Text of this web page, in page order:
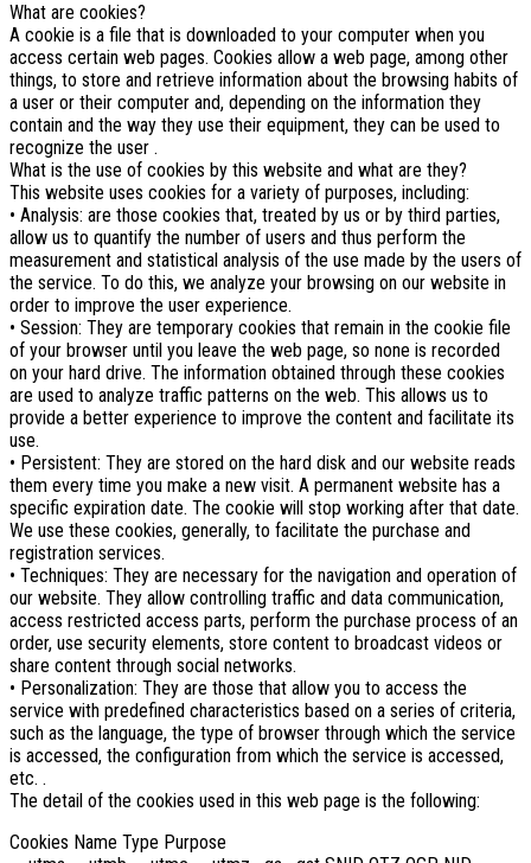
What are cookies?
A cookie is a file that is downloaded to your computer when you
access certain web pages. Cookies allow a web page, among other
things, to store and retrieve information about the browsing habits of
a user or their computer and, depending on the information they
contain and the way they use their equipment, they can be used to
recognize the user .
What is the use of cookies by this website and what are they?
This website uses cookies for a variety of purposes, including:
• Analysis: are those cookies that, treated by us or by third parties,
allow us to quantify the number of users and thus perform the
measurement and statistical analysis of the use made by the users of
the service. To do this, we analyze your browsing on our website in
order to improve the user experience.
• Session: They are temporary cookies that remain in the cookie file
of your browser until you leave the web page, so none is recorded
on your hard drive. The information obtained through these cookies
are used to analyze traffic patterns on the web. This allows us to
provide a better experience to improve the content and facilitate its
use.
• Persistent: They are stored on the hard disk and our website reads
them every time you make a new visit. A permanent website has a
specific expiration date. The cookie will stop working after that date.
We use these cookies, generally, to facilitate the purchase and
registration services.
• Techniques: They are necessary for the navigation and operation of
our website. They allow controlling traffic and data communication,
access restricted access parts, perform the purchase process of an
order, use security elements, store content to broadcast videos or
share content through social networks.
• Personalization: They are those that allow you to access the
service with predefined characteristics based on a series of criteria,
such as the language, the type of browser through which the service
is accessed, the configuration from which the service is accessed,
etc. .
The detail of the cookies used in this web page is the following:
Cookies Name Type Purpose